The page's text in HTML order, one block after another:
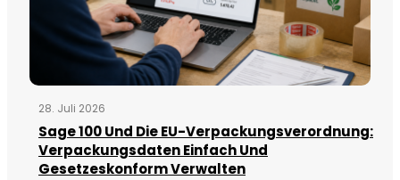
28. Juli 2026
Sage 100 Und Die EU-Verpackungsverordnung:
Verpackungsdaten Einfach Und
Gesetzeskonform Verwalten